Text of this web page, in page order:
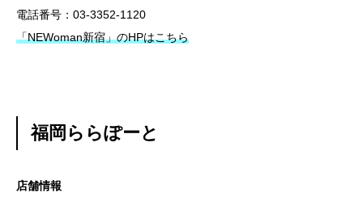
電話番号：03-3352-1120
「NEWoman新宿」のHPはこちら
福岡ららぽーと
店舗情報